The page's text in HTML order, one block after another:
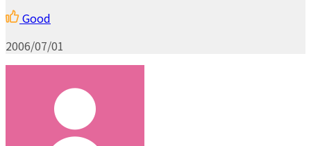
Good
2006/07/01